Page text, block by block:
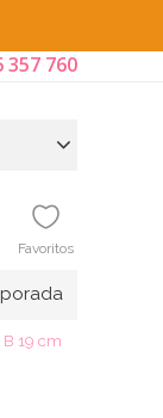
357 760
Favoritos
19 cm